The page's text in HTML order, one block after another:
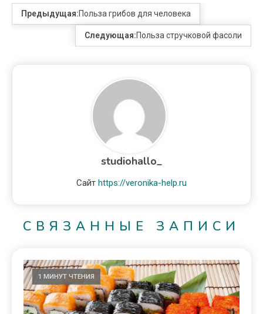
Предыдущая:Польза грибов для человека
Следующая:Польза стручковой фасоли
studiohallo_
Сайт https://veronika-help.ru
СВЯЗАННЫЕ ЗАПИСИ
1 МИНУТ ЧТЕНИЯ